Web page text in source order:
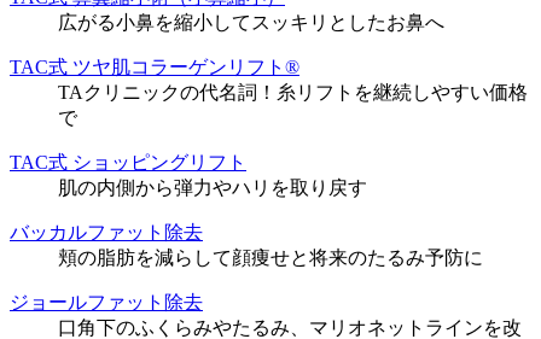
広がる小鼻を縮小してスッキリとしたお鼻へ
TAC式 ツヤ肌コラーゲンリフト®
TAクリニックの代名詞！糸リフトを継続しやすい価格
で
TAC式 ショッピングリフト
肌の内側から弾力やハリを取り戻す
バッカルファット除去
頬の脂肪を減らして顔痩せと将来のたるみ予防に
ジョールファット除去
口角下のふくらみやたるみ、マリオネットラインを改